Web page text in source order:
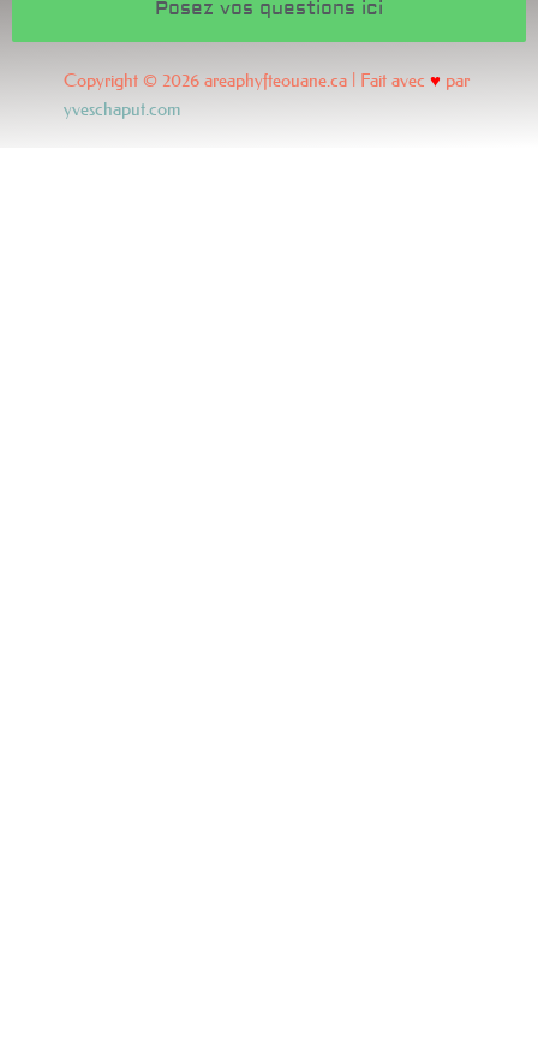
Posez vos questions ici
Copyright © 2026 areaphyfteouane.ca | Fait avec ♥ par
yveschaput.com